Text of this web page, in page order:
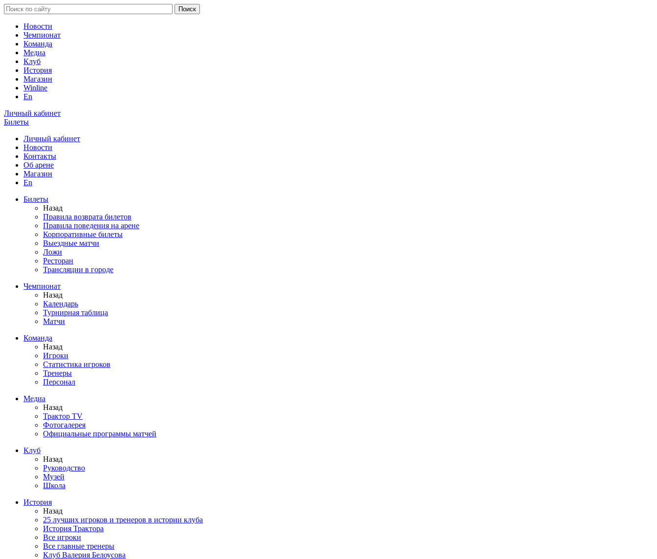
Новости
Чемпионат
Команда
Медиа
Клуб
История
Магазин
Winline
En
Личный кабинет
Билеты
Личный кабинет
Новости
Контакты
Об арене
Магазин
En
Билеты
Назад
Правила возврата билетов
Правила поведения на арене
Корпоративные билеты
Выездные матчи
Ложи
Ресторан
Трансляции в городе
Чемпионат
Назад
Календарь
Турнирная таблица
Матчи
Команда
Назад
Игроки
Статистика игроков
Тренеры
Персонал
Медиа
Назад
Трактор TV
Фотогалерея
Официальные программы матчей
Клуб
Назад
Руководство
Музей
Школа
История
Назад
25 лучших игроков и тренеров в истории клуба
История Трактора
Все игроки
Все главные тренеры
Клуб Валерия Белоусова